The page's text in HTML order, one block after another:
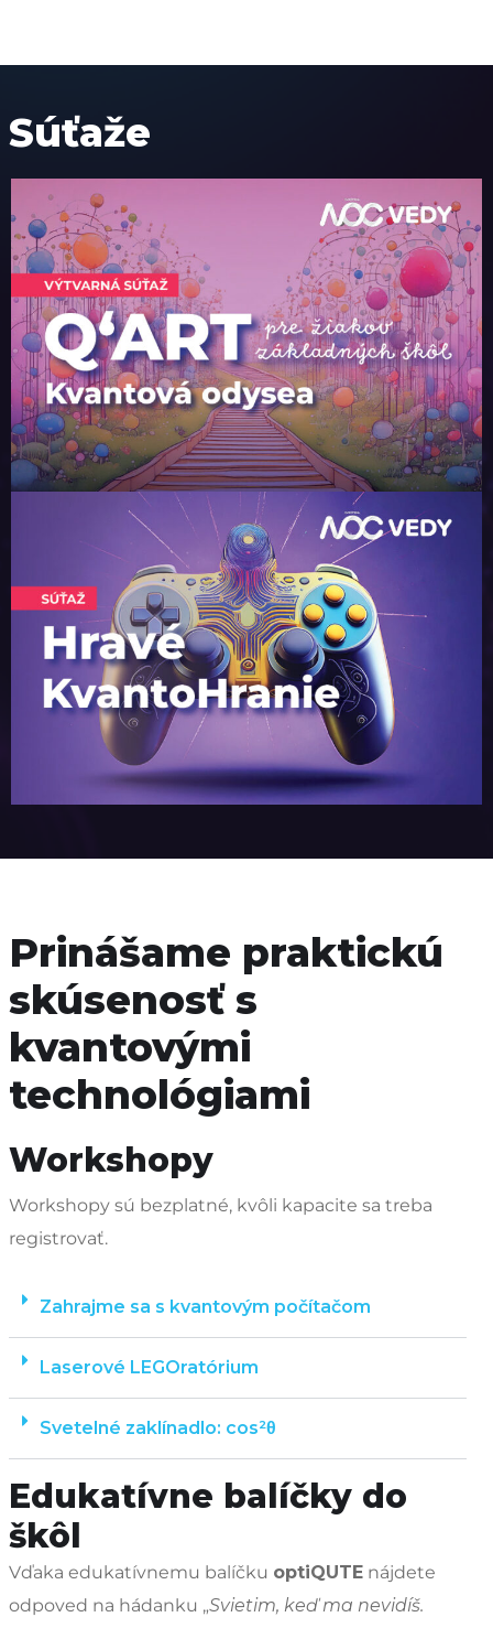
Súťaže
Prinášame praktickú
skúsenosť s
kvantovými
technológiami
Workshopy
Workshopy sú bezplatné, kvôli kapacite sa treba
registrovať.
Zahrajme sa s kvantovým počítačom
Laserové LEGOratórium
Svetelné zaklínadlo: cos²θ
Edukatívne balíčky do
škôl
Vďaka edukatívnemu balíčku optiQUTE nájdete
odpoved na hádanku „Svietim, keď ma nevidíš.